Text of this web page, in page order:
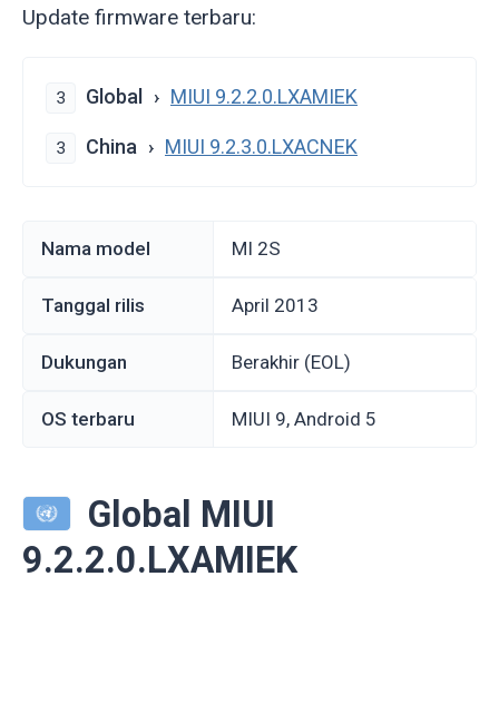
Update firmware terbaru:
3 Global MIUI 9.2.2.0.LXAMIEK
3 China MIUI 9.2.3.0.LXACNEK
Nama model MI 2S
Tanggal rilis April 2013
Dukungan Berakhir (EOL)
OS terbaru MIUI 9, Android 5
Global MIUI
9.2.2.0.LXAMIEK